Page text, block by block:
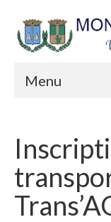
Menu
Séances
Arrêtés
Urbanisme